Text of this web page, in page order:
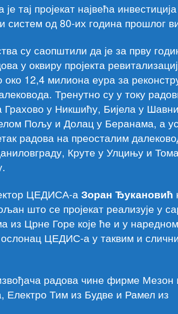
тај пројекат највећа
систем од 80-их година прошлог
су саопштили да је за прву
у оквиру пројекта
12,4 милиона еура за
Тренутно су у току
Грахово у Никшићу, Бијела у
Пољу и Долац у Беранама, а
радова на преосталим
Круте у Улцињу и
ЦЕДИСА-а Зоран Ђукановић
што се пројекат реализује у
из Црне Горе које ће и у наредном
ЦЕДИС-а у таквим и
радова чине фирме Мезон
Електро Тим из Будве и Рамел из